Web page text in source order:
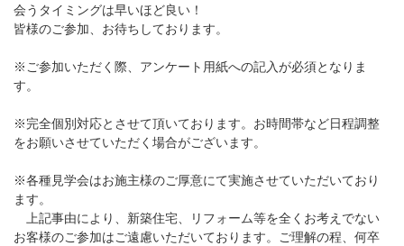
会うタイミングは早いほど良い！
皆様のご参加、お待ちしております。
※ご参加いただく際、アンケート用紙への記入が必須となりま
す。
※完全個別対応とさせて頂いております。お時間帯など日程調整
をお願いさせていただく場合がございます。
※各種見学会はお施主様のご厚意にて実施させていただいており
ます。
上記事由により、新築住宅、リフォーム等を全くお考えでない
お客様のご参加はご遠慮いただいております。ご理解の程、何卒